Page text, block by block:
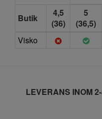
Butik
4,5
(36)
5
(36,5)
Visko
LEVERANS INOM